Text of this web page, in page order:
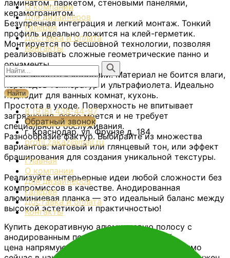
О компании
Для дизайнеров
Галерея
Доставка и оплата
Контакты
8 (918) 438-44-97
Обратный звонок
г. Краснодар, ул. Фрунзе д. 184
profil.zakaz@mail.ru
Главная
О компании
Для дизайнеров
Галерея
Доставка и оплата
Контакты
ламинатом, паркетом, стеновыми панелями,
керамогранитом.
Безупречная интеграция и легкий монтаж. Тонкий
профиль идеально ложится на клей-герметик.
Монтируется по бесшовной технологии, позволяя
реализовывать сложные геометрические панно и
орнаменты.
Устойчивость к коррозии.Материал не боится влаги,
перепадов температур и ультрафиолета. Идеально
подходит для ванных комнат, кухонь.
Простота в уходе. Поверхность не впитывает
загрязнения, легко моется и не требует
специального обслуживания.
Разнообразие фактур.Выбирайте из множества
вариантов: матовый или глянцевый тон, или эффект
браширования для создания уникальной текстуры.
Реализуйте интерьерные идеи любой сложности без
компромиссов в качестве. Анодированная
алюминиевая планка — это идеальный баланс между
высокой эстетикой и практичностью!
Купить декоративную алюминиевую полосу с
анодированным покрытием по выгодной
цена напрямую от производителя можно прямо